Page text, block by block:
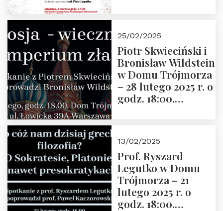
2025 r. godz. 17:30,
DAW ul. Miodowa
17/19
25/02/2025
Piotr Skwieciński i
Bronisław Wildstein
w Domu Trójmorza
– 28 lutego 2025 r. o
godz. 18:00.
13/02/2025
Prof. Ryszard
Legutko w Domu
Trójmorza – 21
lutego 2025 r. o
godz. 18:00.